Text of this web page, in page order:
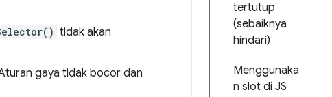
tertutup
(sebaiknya
hindari)
Menggunaka
n slot di JS
tidak akan
gaya tidak bocor dan